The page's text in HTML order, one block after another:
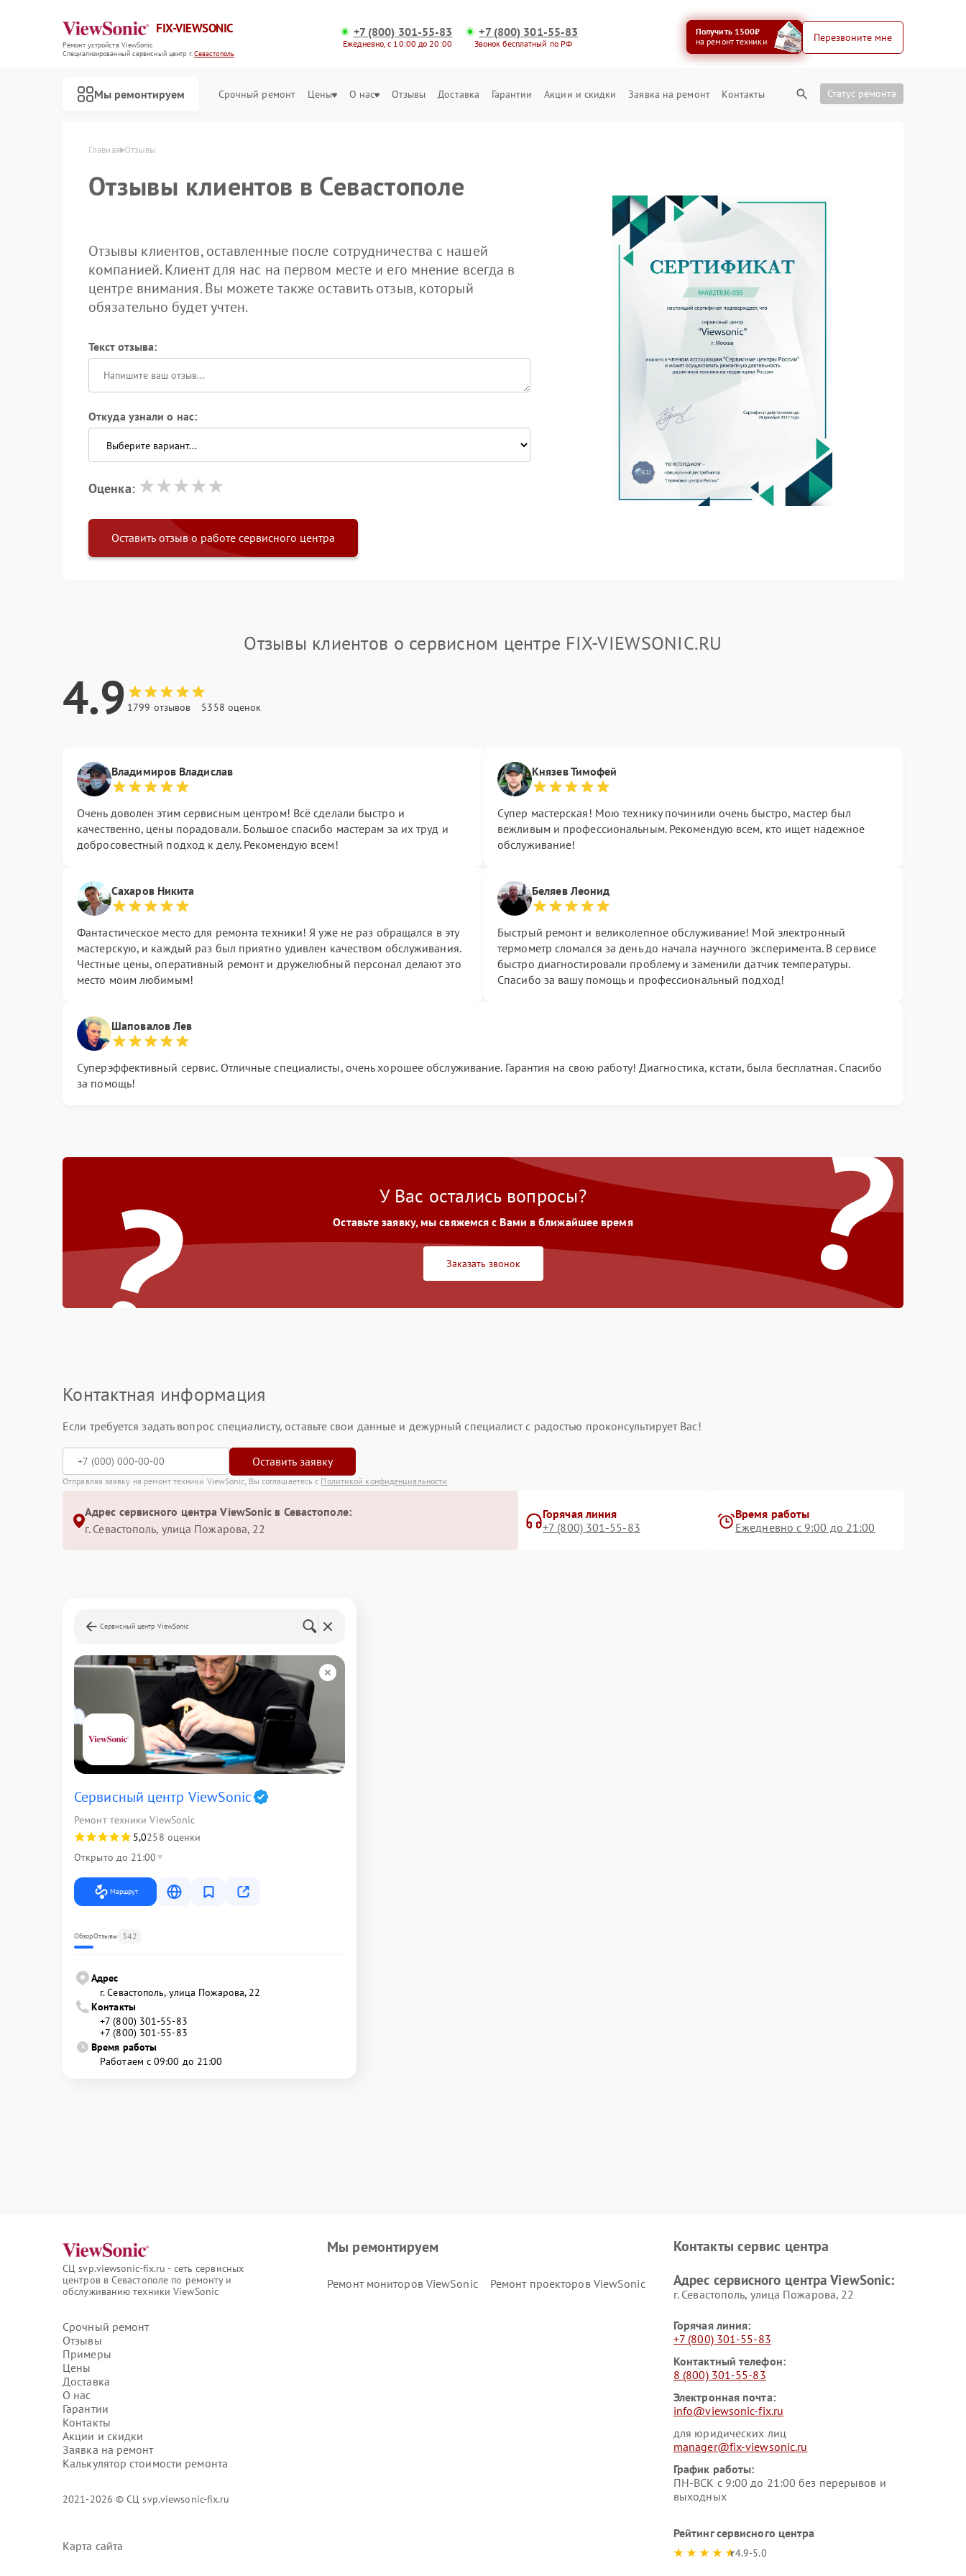
FIX-VIEWSONIC
Ремонт устройств ViewSonic
Специализированный cервисный центр г.Севастополь
+7 (800) 301-55-83
Ежедневно, с 10:00 до 20:00
+7 (800) 301-55-83
Звонок бесплатный по РФ
Получить 1500₽
на ремонт техники
Перезвоните мне
Мы ремонтируем Срочный ремонт Цены О нас Отзывы Доставка Гарантии Акции и скидки Заявка на ремонт Контакты Статус ремонта
Главная Отзывы
Отзывы клиентов в Севастополе
Отзывы клиентов, оставленные после сотрудничества с нашей
компанией. Клиент для нас на первом месте и его мнение всегда в
центре внимания. Вы можете также оставить отзыв, который
обязательно будет учтен.
Текст отзыва:
Откуда узнали о нас:
Оценка:
Оставить отзыв о работе сервисного центра
Отзывы клиентов о сервисном центре FIX-VIEWSONIC.RU
4.9 1799 отзывов 5358 оценок
Владимиров Владислав
Очень доволен этим сервисным центром! Всё сделали быстро и
качественно, цены порадовали. Большое спасибо мастерам за их труд и
добросовестный подход к делу. Рекомендую всем!
Князев Тимофей
Супер мастерская! Мою технику починили очень быстро, мастер был
вежливым и профессиональным. Рекомендую всем, кто ищет надежное
обслуживание!
Сахаров Никита
Фантастическое место для ремонта техники! Я уже не раз обращался в эту
мастерскую, и каждый раз был приятно удивлен качеством обслуживания.
Честные цены, оперативный ремонт и дружелюбный персонал делают это
место моим любимым!
Беляев Леонид
Быстрый ремонт и великолепное обслуживание! Мой электронный
термометр сломался за день до начала научного эксперимента. В сервисе
быстро диагностировали проблему и заменили датчик температуры.
Спасибо за вашу помощь и профессиональный подход!
Шаповалов Лев
Суперэффективный сервис. Отличные специалисты, очень хорошее обслуживание. Гарантия на свою работу! Диагностика, кстати, была бесплатная. Спасибо
за помощь!
? ?
У Вас остались вопросы?
Оставьте заявку, мы свяжемся с Вами в ближайшее время
Заказать звонок
Контактная информация
Если требуется задать вопрос специалисту, оставьте свои данные и дежурный специалист с радостью проконсультирует Вас!
Оставить заявку
Отправляя заявку на ремонт техники ViewSonic, Вы соглашаетесь с Политикой конфиденциальности
Адрес сервисного центра ViewSonic в Севастополе:
г. Севастополь, улица Пожарова, 22
Горячая линия
+7 (800) 301-55-83
Время работы
Ежедневно с 9:00 до 21:00
Сервисный центр ViewSonic
Сервисный центр ViewSonic
Ремонт техники ViewSonic
5,0258 оценки
Открыто до 21:00
Маршрут
ОбзорОтзывы 342
Адрес
г. Севастополь, улица Пожарова, 22
Контакты
+7 (800) 301-55-83
+7 (800) 301-55-83
Время работы
Работаем с 09:00 до 21:00
СЦ svp.viewsonic-fix.ru - сеть сервисных
центров в Севастополе по ремонту и
обслуживанию техники ViewSonic
Срочный ремонт
Отзывы
Примеры
Цены
Доставка
О нас
Гарантии
Контакты
Акции и скидки
Заявка на ремонт
Калькулятор стоимости ремонта
2021-2026 © СЦ svp.viewsonic-fix.ru
Карта сайта
Мы ремонтируем
Ремонт мониторов ViewSonic Ремонт проекторов ViewSonic
Контакты сервис центра
Адрес сервисного центра ViewSonic:
г. Севастополь, улица Пожарова, 22
Горячая линия:
+7 (800) 301-55-83
Контактный телефон:
8 (800) 301-55-83
Электронная почта:
info@viewsonic-fix.ru
для юридических лиц
manager@fix-viewsonic.ru
График работы:
ПН-ВСК с 9:00 до 21:00 без перерывов и
выходных
Рейтинг сервисного центра
4.9-5.0